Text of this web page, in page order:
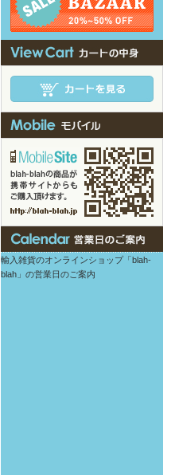
輸入雑貨のオンラインショップ「blah-
blah」の営業日のご案内